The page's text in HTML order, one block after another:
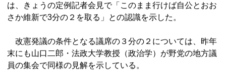
は、きょうの定例記者会見で「このまま行けば自公とおお
さか維新で3分の２を取る」との認識を示した。
改憲発議の条件となる議席の３分の２については、昨年
末にも山口二郎・法政大学教授（政治学）が野党の地方議
員の集会で同様の見解を示している。